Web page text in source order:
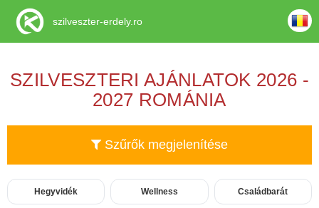
SZILVESZTERI AJÁNLATOK 2026 -
2027 ROMÁNIA
Szűrők megjelenítése
Hegyvidék Wellness Családbarát
szilveszter-erdely.ro